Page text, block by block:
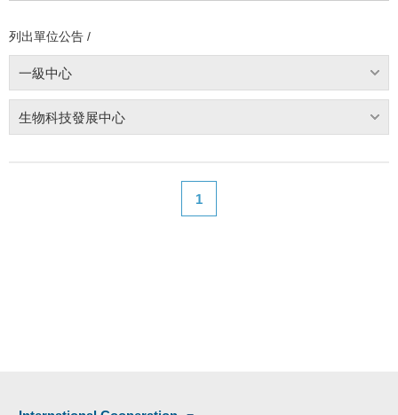
列出單位公告 /
一級中心
生物科技發展中心
1